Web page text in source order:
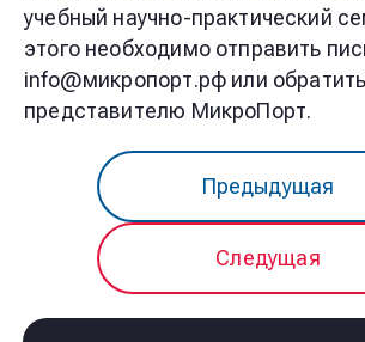
учебный научно-практический
этого необходимо отправить
info@микропорт.рф или
представителю МикроПорт.
Предыдущая
Следущая